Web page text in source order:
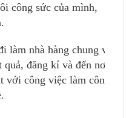
công sức của mình,
làm nhà hàng chung với
đăng kí và đến nơi
công việc làm công